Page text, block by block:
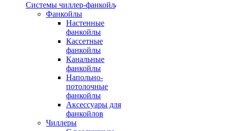
Системы чиллер-фанкойл
Фанкойлы
Настенные
фанкойлы
Кассетные
фанкойлы
Канальные
фанкойлы
Напольно-
потолочные
фанкойлы
Аксессуары для
фанкойлов
Чиллеры